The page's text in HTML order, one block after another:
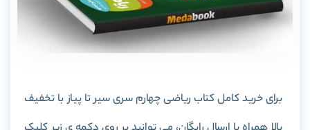
برای خرید کامل کتاب ریاضی چهارم سری سیر تا پیاز با تخفیف